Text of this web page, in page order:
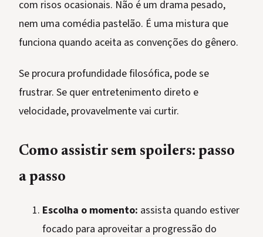
com risos ocasionais. Não é um drama pesado,
nem uma comédia pastelão. É uma mistura que
funciona quando aceita as convenções do gênero.
Se procura profundidade filosófica, pode se
frustrar. Se quer entretenimento direto e
velocidade, provavelmente vai curtir.
Como assistir sem spoilers: passo
a passo
Escolha o momento: assista quando estiver
focado para aproveitar a progressão do